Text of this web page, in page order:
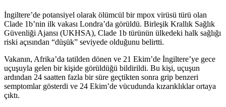
İngiltere’de potansiyel olarak ölümcül bir mpox virüsü türü olan
Clade 1b’nin ilk vakası Londra’da görüldü. Birleşik Krallık Sağlık
Güvenliği Ajansı (UKHSA), Clade 1b türünün ülkedeki halk sağlığı
riski açısından “düşük” seviyede olduğunu belirtti.
Vakanın, Afrika’da tatilden dönen ve 21 Ekim’de İngiltere’ye gece
uçuşuyla gelen bir kişide görüldüğü bildirildi. Bu kişi, uçuşun
ardından 24 saatten fazla bir süre geçtikten sonra grip benzeri
semptomlar gösterdi ve 24 Ekim’de vücudunda kızarıklıklar ortaya
çıktı.